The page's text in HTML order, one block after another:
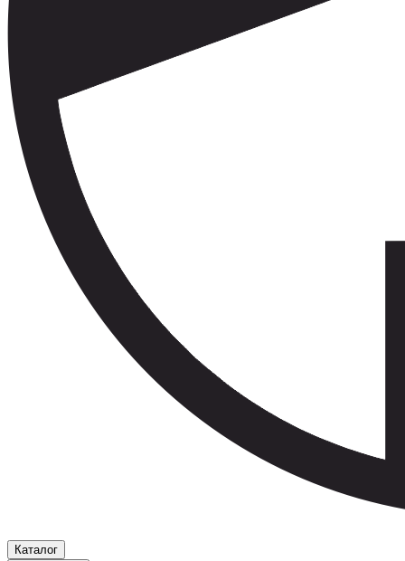
Каталог